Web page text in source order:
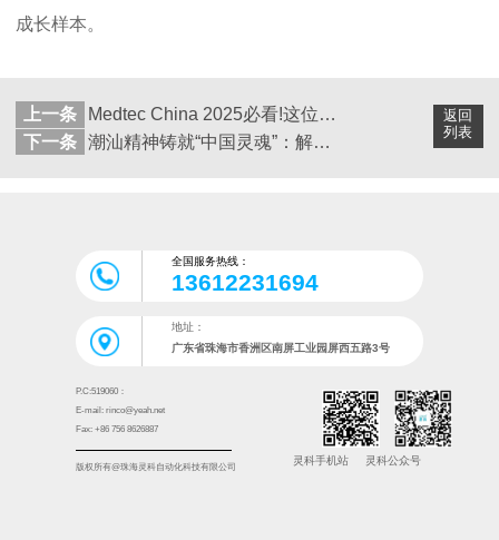
成长样本。
返回
列表
上一条
Medtec China 2025必看!这位技术开创者携新设备现场秀实力
下一条
潮汕精神铸就“中国灵魂”：解码灵科超声波的全球崛起之路
全国服务热线：
13612231694
地址：
广东省珠海市香洲区南屏工业园屏西五路3号
P.C:519060：
E-mail: rinco@yeah.net
Fax: +86 756 8626887
版权所有@珠海灵科自动化科技有限公司
灵科手机站 灵科公众号